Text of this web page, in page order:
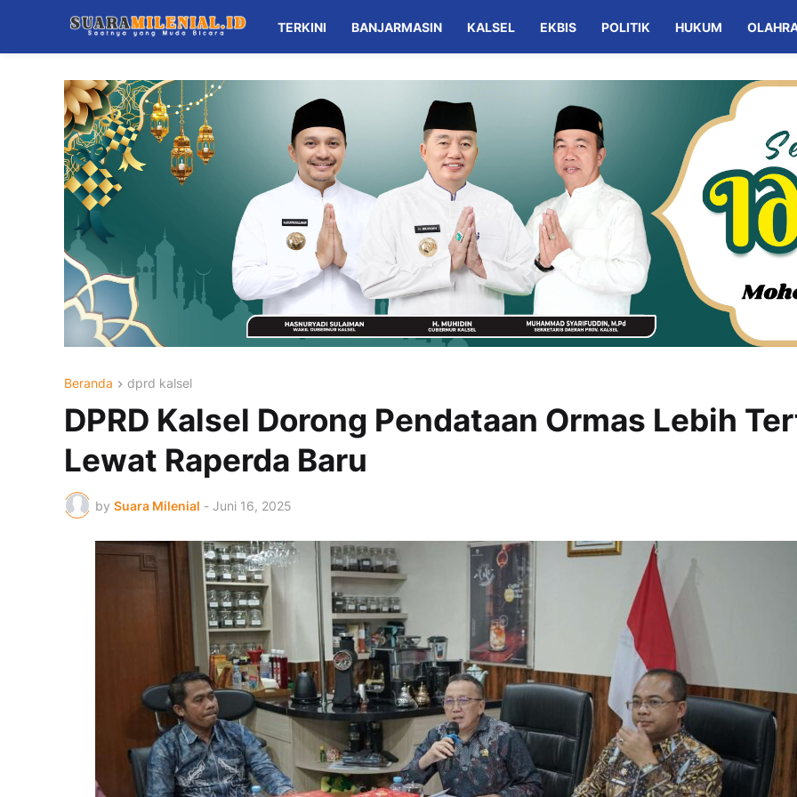
TERKINI BANJARMASIN KALSEL EKBIS POLITIK HUKUM
Beranda dprd kalsel
DPRD Kalsel Dorong Pendataan Ormas Lebih
Lewat Raperda Baru
by Suara Milenial - Juni 16, 2025